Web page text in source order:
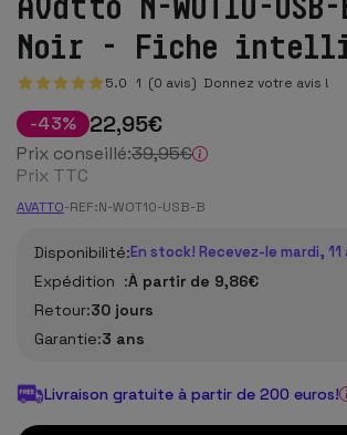
Noir - Fiche
5.0 1 (0 avis) Donnez votre avis !
-43% 22,95€
Prix conseillé:39,95€
Prix TTC
AVATTO-REF:N-WOT10-USB-B
Disponibilité:En stock! Recevez-le mardi,
Expédition :À partir de 9,86€
Retour:30 jours
Garantie:3 ans
Livraison gratuite à partir de 200 euros!